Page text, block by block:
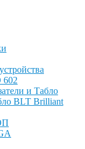
и Табло
BLT Brilliant